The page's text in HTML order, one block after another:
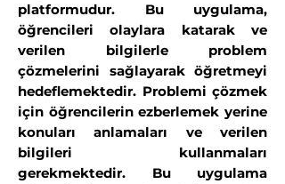
platformudur. Bu uygulama,
öğrencileri olaylara katarak ve
verilen bilgilerle problem
çözmelerini sağlayarak öğretmeyi
hedeflemektedir. Problemi çözmek
için öğrencilerin ezberlemek yerine
konuları anlamaları ve verilen
bilgileri kullanmaları
gerekmektedir. Bu uygulama